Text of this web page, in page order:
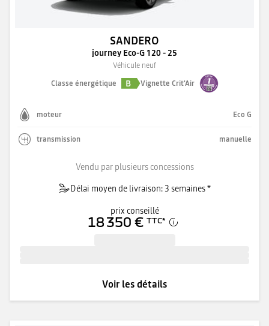
SANDERO
journey Eco-G 120 - 25
Véhicule neuf
Classe énergétique
B Vignette Crit'Air
moteur Eco G
transmission manuelle
Vendu par plusieurs concessions
Délai moyen de livraison: 3 semaines *
prix conseillé
18 350 € TTC*
Voir les détails